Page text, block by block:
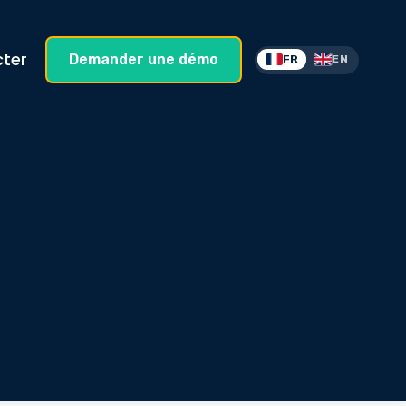
Demander une démo FR EN